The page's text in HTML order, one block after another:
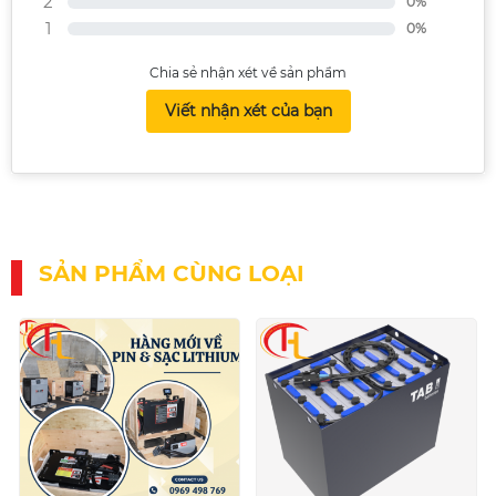
1 0%
Chia sẻ nhận xét về sản phẩm
Viết nhận xét của bạn
SẢN PHẨM CÙNG LOẠI